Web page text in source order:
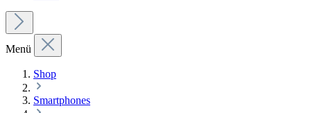
Menü
Shop
Smartphones